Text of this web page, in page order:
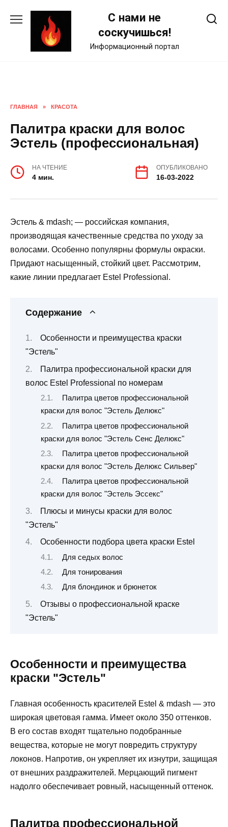
С нами не
соскучишься!
Информационный портал
ГЛАВНАЯ » КРАСОТА
Палитра краски для волос
Эстель (профессиональная)
НА ЧТЕНИЕ
4 мин.
ОПУБЛИКОВАНО
16-03-2022
Эстель & mdash; — российская компания,
производящая качественные средства по уходу за
волосами. Особенно популярны формулы окраски.
Придают насыщенный, стойкий цвет. Рассмотрим,
какие линии предлагает Estel Professional.
Содержание
Особенности и преимущества краски
"Эстель"
Палитра профессиональной краски для
волос Estel Professional по номерам
Палитра цветов профессиональной
краски для волос "Эстель Делюкс"
Палитра цветов профессиональной
краски для волос "Эстель Сенс Делюкс"
Палитра цветов профессиональной
краски для волос "Эстель Делюкс Сильвер"
Палитра цветов профессиональной
краски для волос "Эстель Эссекс"
Плюсы и минусы краски для волос
"Эстель"
Особенности подбора цвета краски Estel
Для седых волос
Для тонирования
Для блондинок и брюнеток
Отзывы о профессиональной краске
"Эстель"
Особенности и преимущества
краски "Эстель"
Главная особенность красителей Estel & mdash — это
широкая цветовая гамма. Имеет около 350 оттенков.
В его состав входят тщательно подобранные
вещества, которые не могут повредить структуру
локонов. Напротив, он укрепляет их изнутри, защищая
от внешних раздражителей. Мерцающий пигмент
надолго обеспечивает ровный, насыщенный оттенок.
Палитра профессиональной